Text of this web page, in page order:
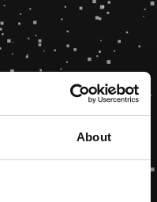
About